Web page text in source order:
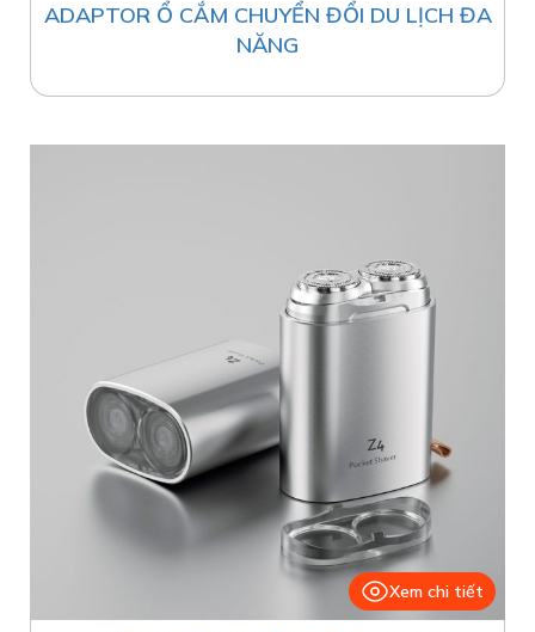
ADAPTOR Ổ CẮM CHUYỂN ĐỔI DU LỊCH ĐA
NĂNG
Xem chi tiết